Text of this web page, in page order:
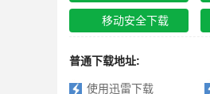
移动安全下载
普通下载地址:
使用迅雷下载